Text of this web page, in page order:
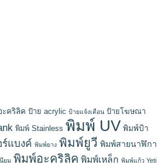
คริลิค ป้าย acrylic ป้ายแจ้งเตือน ป้ายโฆษณา
พิมพ์ Stainless พิมพ์ UV พิมพ์ป้า
แบงค์ พิมพ์ยาง พิมพ์ยูวี พิมพ์สายนาฬิกา
ยม พิมพ์อะคริลิค พิมพ์เหล็ก พิมพ์แก้ว Yeti